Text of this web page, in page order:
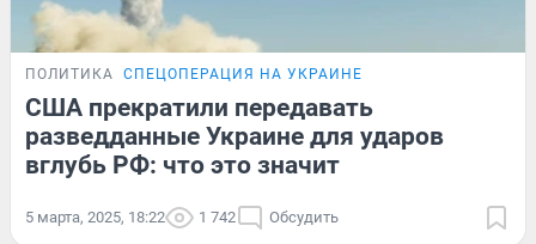
ПОЛИТИКА СПЕЦОПЕРАЦИЯ НА УКРАИНЕ
США прекратили передавать
разведданные Украине для ударов
вглубь РФ: что это значит
5 марта, 2025, 18:22 1 742 Обсудить